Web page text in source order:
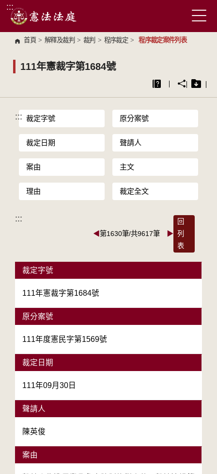
跳到主要內容區塊
:::
首頁 > 解釋及裁判 > 裁判 > 程序裁定 > 程序裁定案件列表
111年憲裁字第1684號
::: 裁定字號 原分案號
裁定日期 聲請人
案由 主文
理由 裁定全文
:::
◀第1630筆/共9617筆 ▶
回
列
表
裁定字號
111年憲裁字第1684號
原分案號
111年度憲民字第1569號
裁定日期
111年09月30日
聲請人
陳英俊
案由